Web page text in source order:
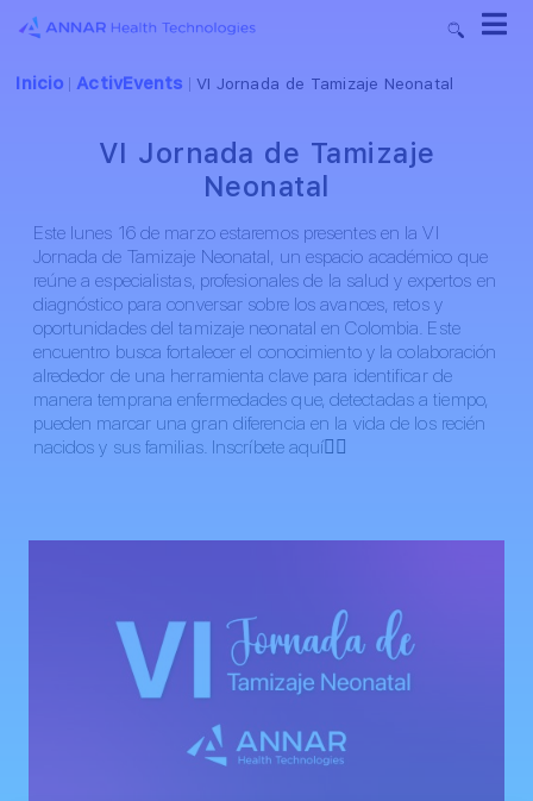
Inicio | ActivEvents | VI Jornada de Tamizaje Neonatal
VI Jornada de Tamizaje
Neonatal
Este lunes 16 de marzo estaremos presentes en la VI
Jornada de Tamizaje Neonatal, un espacio académico que
reúne a especialistas, profesionales de la salud y expertos en
diagnóstico para conversar sobre los avances, retos y
oportunidades del tamizaje neonatal en Colombia. Este
encuentro busca fortalecer el conocimiento y la colaboración
alrededor de una herramienta clave para identificar de
manera temprana enfermedades que, detectadas a tiempo,
pueden marcar una gran diferencia en la vida de los recién
nacidos y sus familias. Inscríbete aquí👉🏻